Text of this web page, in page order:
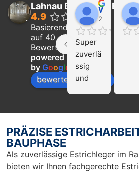
Lahnau Bau GmbH
4.9
Basierend
auf 40
Bewertungen
powered
by Google
bewerte uns auf
Walter Wider
22:21 01
Super
zuverlä
ssig
und
Nur zu
empfeh
len…
PRÄZISE
BAUPHASE
Als zuverlässige Estrichleger im
bieten wir Ihnen fachgerechte